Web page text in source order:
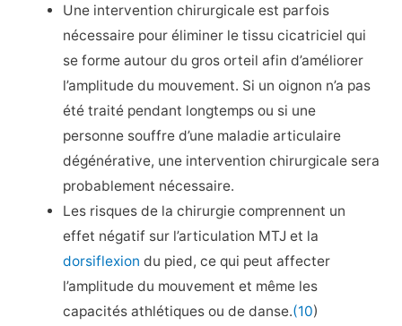
Une intervention chirurgicale est parfois
nécessaire pour éliminer le tissu cicatriciel qui
se forme autour du gros orteil afin d’améliorer
l’amplitude du mouvement. Si un oignon n’a pas
été traité pendant longtemps ou si une
personne souffre d’une maladie articulaire
dégénérative, une intervention chirurgicale sera
probablement nécessaire.
Les risques de la chirurgie comprennent un
effet négatif sur l’articulation MTJ et la
dorsiflexion du pied, ce qui peut affecter
l’amplitude du mouvement et même les
capacités athlétiques ou de danse.(10)